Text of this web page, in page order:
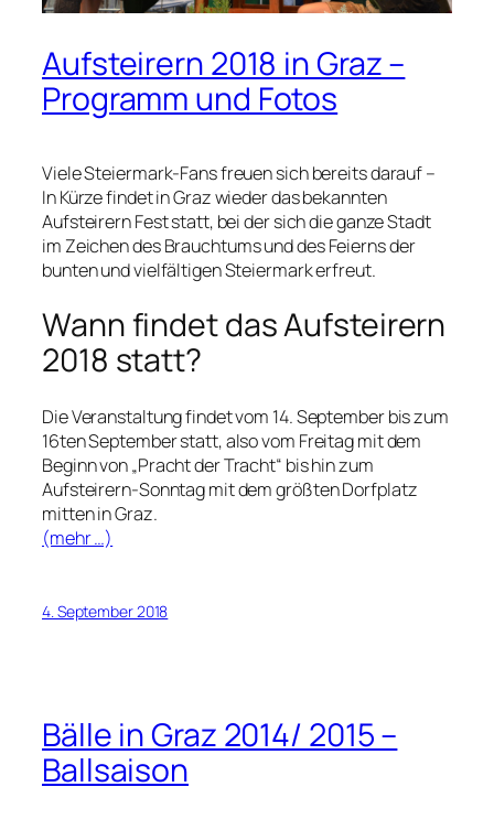
Aufsteirern 2018 in Graz –
Programm und Fotos
Viele Steiermark-Fans freuen sich bereits darauf –
In Kürze findet in Graz wieder das bekannten
Aufsteirern Fest statt, bei der sich die ganze Stadt
im Zeichen des Brauchtums und des Feierns der
bunten und vielfältigen Steiermark erfreut.
Wann findet das Aufsteirern
2018 statt?
Die Veranstaltung findet vom 14. September bis zum
16ten September statt, also vom Freitag mit dem
Beginn von „Pracht der Tracht“ bis hin zum
Aufsteirern-Sonntag mit dem größten Dorfplatz
mitten in Graz.
(mehr …)
4. September 2018
Bälle in Graz 2014/ 2015 –
Ballsaison